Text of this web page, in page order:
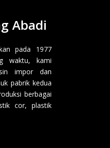
Abadi
pada 1977
waktu, kami
impor dan
pabrik kedua
berbagai
cor, plastik